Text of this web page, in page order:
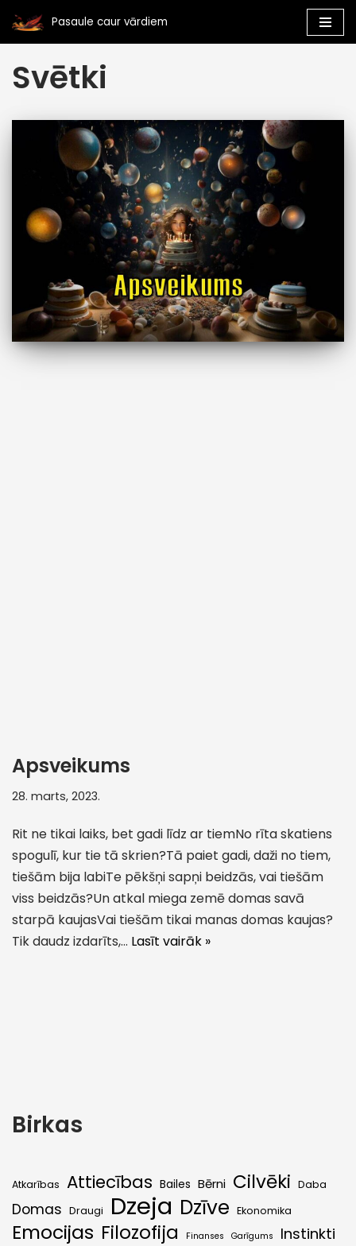
Skip
to
content
Pasaule caur vārdiem
Svētki
Apsveikums
28. marts, 2023.
Rit ne tikai laiks, bet gadi līdz ar tiemNo rīta skatiens
spogulī, kur tie tā skrien?Tā paiet gadi, daži no tiem,
tiešām bija labiTe pēkšņi sapņi beidzās, vai tiešām
viss beidzās?Un atkal miega zemē domas savā
starpā kaujasVai tiešām tikai manas domas kaujas?
Tik daudz izdarīts,… Lasīt vairāk »
Birkas
Atkarības Attiecības Bailes Bērni Cilvēki Daba
Domas Draugi Dzeja Dzīve Ekonomika
Emocijas Filozofija Finanses Garīgums Instinkti